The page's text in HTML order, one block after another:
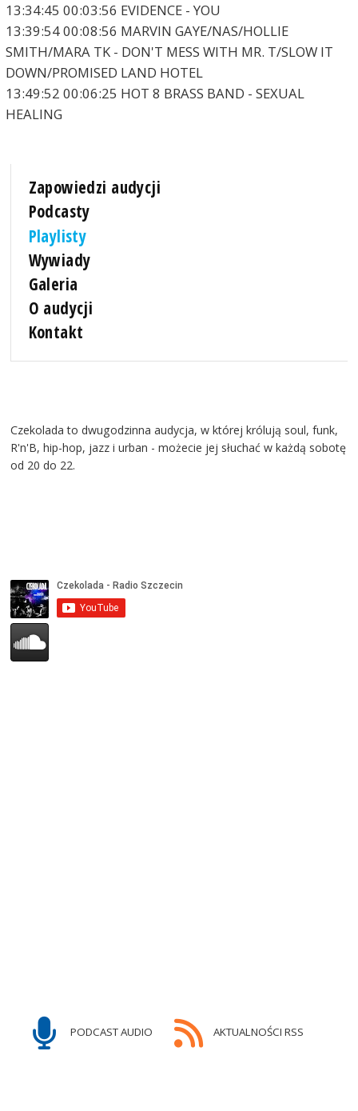
13:34:45 00:03:56 EVIDENCE - YOU
13:39:54 00:08:56 MARVIN GAYE/NAS/HOLLIE
SMITH/MARA TK - DON'T MESS WITH MR. T/SLOW IT
DOWN/PROMISED LAND HOTEL
13:49:52 00:06:25 HOT 8 BRASS BAND - SEXUAL
HEALING
Zapowiedzi audycji
Podcasty
Playlisty
Wywiady
Galeria
O audycji
Kontakt
Czekolada to dwugodzinna audycja, w której królują soul, funk,
R'n'B, hip-hop, jazz i urban - możecie jej słuchać w każdą sobotę
od 20 do 22.
PODCAST AUDIO AKTUALNOŚCI RSS